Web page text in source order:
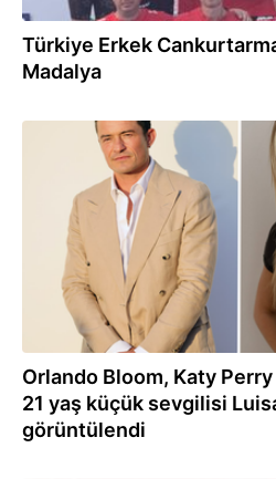
Türkiye Erkek
Madalya
28.07.2026
Orlando Bloom, Katy Perry
21 yaş küçük sevgilisi
görüntülendi